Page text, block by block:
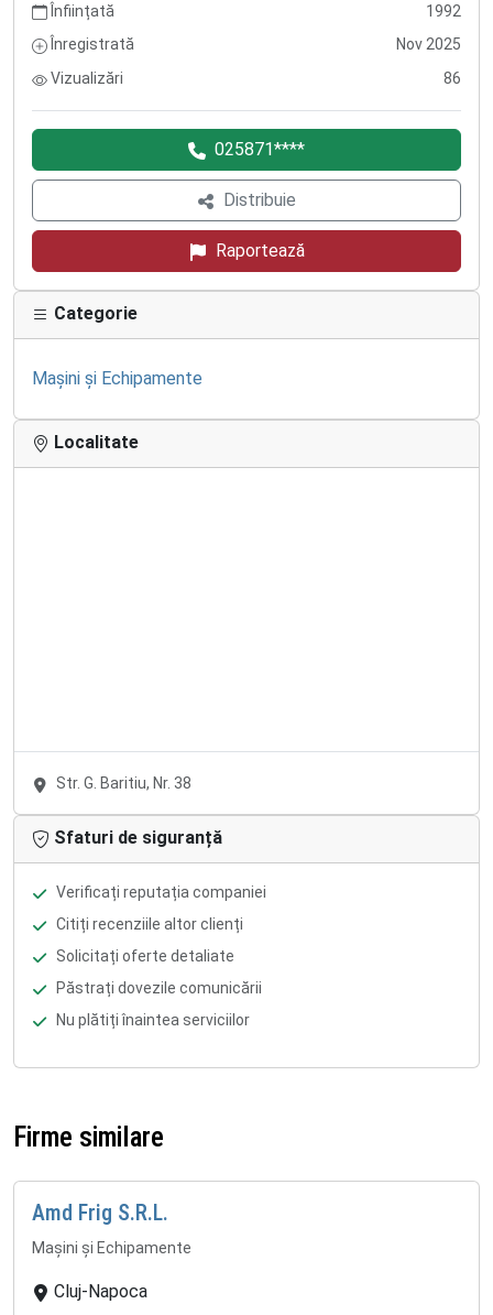
Înființată
1992
Înregistrată
Nov 2025
Vizualizări
86
025871****
Distribuie
Raportează
Categorie
Mașini și Echipamente
Localitate
Str. G. Baritiu, Nr. 38
Sfaturi de siguranță
Verificați reputația companiei
Citiți recenziile altor clienți
Solicitați oferte detaliate
Păstrați dovezile comunicării
Nu plătiți înaintea serviciilor
Firme similare
Amd Frig S.R.L.
Mașini și Echipamente
Cluj-Napoca